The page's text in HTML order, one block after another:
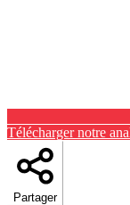
Télécharger notre
Partager